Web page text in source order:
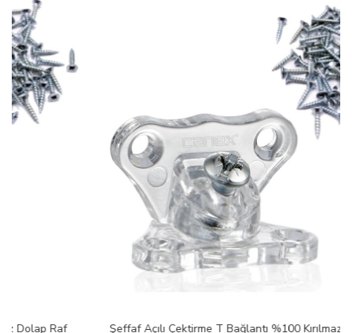
Şeffaf Açılı Çektirme T Bağlantı %100 Kırılmaz Dolap Raf